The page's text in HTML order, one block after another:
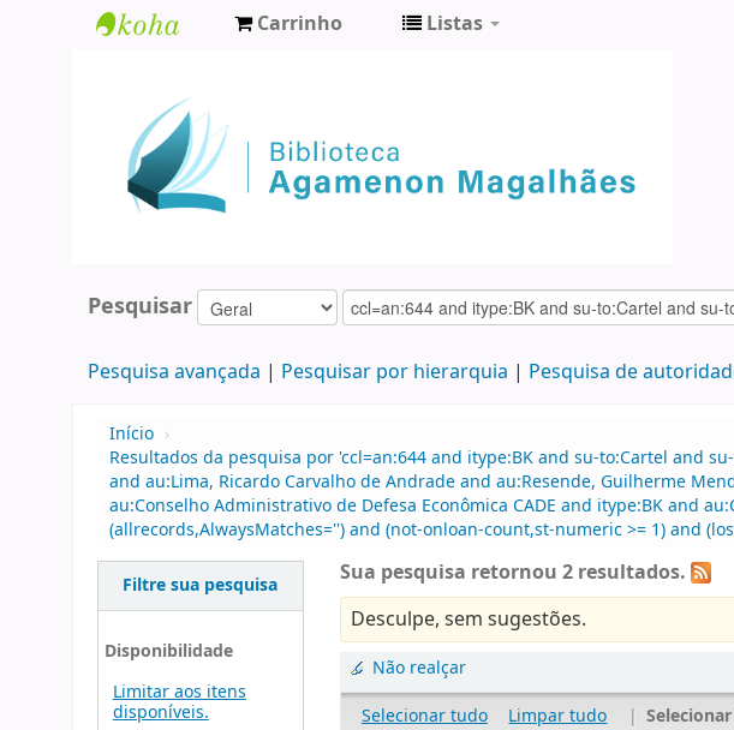
Agamenon
Magalhães
Carrinho Listas
Pesquisar
Pesquisa avançada Pesquisar por hierarquia Pesquisa de
Início ›
Resultados da pesquisa por 'ccl=an:644 and itype:BK and su-to:Cartel and
and au:Lima, Ricardo Carvalho de Andrade and au:Resende, Guilherme
au:Conselho Administrativo de Defesa Econômica CADE and itype:BK and
(allrecords,AlwaysMatches='') and (not-onloan-count,st-numeric >= 1) and
Filtre sua pesquisa
Disponibilidade
Limitar aos itens
disponíveis.
Sua pesquisa retornou 2 resultados.
Desculpe, sem sugestões.
Não realçar
Selecionar tudo
Limpar tudo |